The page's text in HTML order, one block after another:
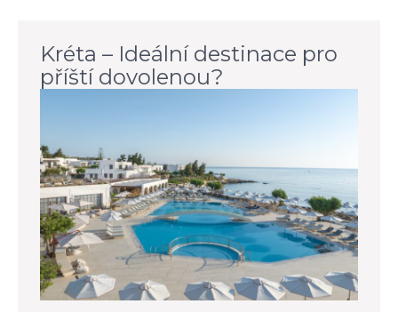
Kréta – Ideální destinace pro
příští dovolenou?